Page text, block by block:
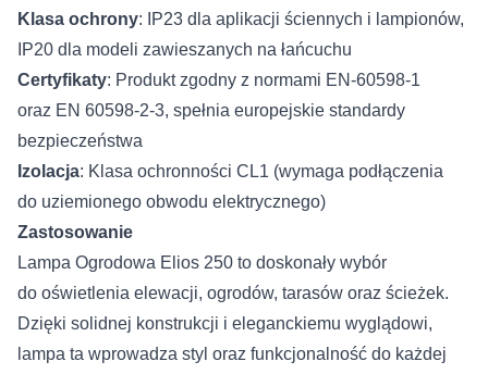
Klasa ochrony: IP23 dla aplikacji ściennych i lampionów,
IP20 dla modeli zawieszanych na łańcuchu
Certyfikaty: Produkt zgodny z normami EN-60598-1
oraz EN 60598-2-3, spełnia europejskie standardy
bezpieczeństwa
Izolacja: Klasa ochronności CL1 (wymaga podłączenia
do uziemionego obwodu elektrycznego)
Zastosowanie
Lampa Ogrodowa Elios 250 to doskonały wybór
do oświetlenia elewacji, ogrodów, tarasów oraz ścieżek.
Dzięki solidnej konstrukcji i eleganckiemu wyglądowi,
lampa ta wprowadza styl oraz funkcjonalność do każdej